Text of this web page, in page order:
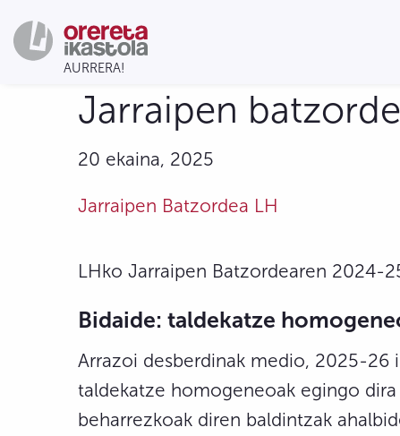
Jarraipen
20 ekaina, 2025
Jarraipen Batzordea LH
LHko Jarraipen Batzordearen 2024-
Bidaide: taldekatze
Arrazoi desberdinak medio, 2025-26
taldekatze homogeneoak egingo
beharrezkoak diren baldintzak